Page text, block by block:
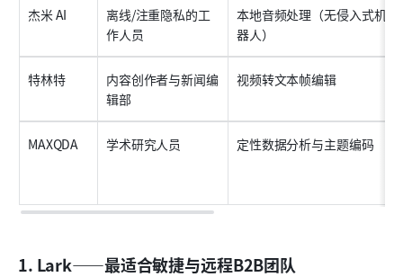
杰米 AI
离线/注重隐私的工
作人员
本地音频处理（无侵入式机
器人）
特林特
内容创作者与新闻编
辑部
视频转文本帧编辑
MAXQDA 学术研究人员 定性数据分析与主题编码
1. Lark——最适合敏捷与远程B2B团队